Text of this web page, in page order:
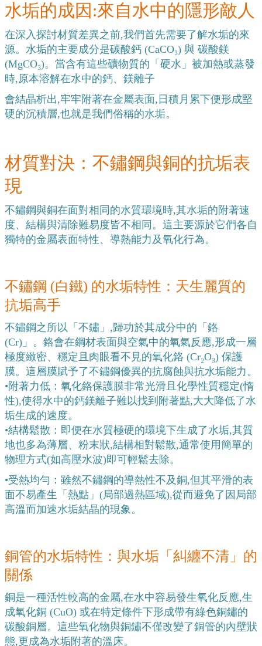
水垢的成因:來自水中的隱形敵人
在深入探討材質差異之前,我們首先需要了解水垢的來
源。水垢的主要成分是碳酸鈣 (CaCO₃) 與 碳酸鎂
(MgCO₃)。當含有這些礦物質的「硬水」被加熱或蒸發
時,原本溶解在水中的鈣、鎂離子
會結晶析出,牢牢附著在金屬表面,日積月累下便形成堅
硬的沉積層,也就是我們俗稱的水垢。
材質對決：不鏽鋼與銅的抗垢表
現
不鏽鋼與銅在面對相同的水質環境時,其水垢的附著速
度、結構與清除難易度皆不相同。這主要源於它們各自
獨特的金屬表面特性、導熱能力及氧化行為。
不鏽鋼 (白鐵) 的水垢特性：天生麗質的
抗垢高手
不鏽鋼之所以「不鏽」,歸功於其成分中的「鉻
(Cr)」。鉻會在鋼材表面與空氣中的氧氣反應,形成一層
極度緻密、穩定且肉眼看不見的氧化鉻 (Cr₂O₃) 保護
膜。這層膜賦予了不鏽鋼優異的抗腐蝕與抗水垢能力。
•附著力低：氧化鉻保護膜非常光滑且化學性質穩定(惰
性),使得水中的鈣鎂離子難以找到附著點,大大降低了水
垢生成的速度。
•結構鬆散：即便在水質極硬的環境下生成了水垢,其質
地也多為薄層、粉末狀,結構相對鬆散,通常使用簡單的
物理方式(如高壓水波)即可輕鬆去除。
•受熱均勻：雖然不鏽鋼的導熱性不及銅,但其平滑的表
面不易產生「熱點」(局部過熱區域),從而避免了因局部
高溫而加速水垢結晶的現象。
銅管的水垢特性：與水垢「糾纏不清」的
關係
銅是一種活性較高的金屬,在水中容易發生氧化反應,生
成氧化銅 (CuO) 或在特定條件下形成帶有綠色銅鏽的
碳酸銅層。這些氧化物與銅鏽不僅改變了銅管的內壁狀
態,更成為水垢附著的溫床。